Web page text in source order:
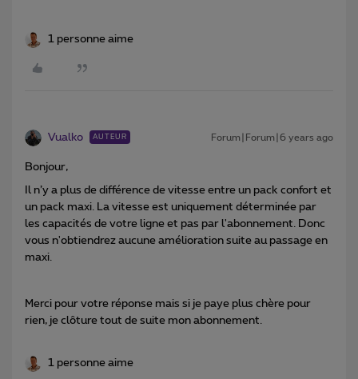
1 personne aime
Vualko AUTEUR Forum|Forum|6 years ago
Bonjour,
Il n’y a plus de différence de vitesse entre un pack confort et
un pack maxi. La vitesse est uniquement déterminée par
les capacités de votre ligne et pas par l'abonnement. Donc
vous n'obtiendrez aucune amélioration suite au passage en
maxi.
Merci pour votre réponse mais si je paye plus chère pour
rien, je clôture tout de suite mon abonnement.
1 personne aime